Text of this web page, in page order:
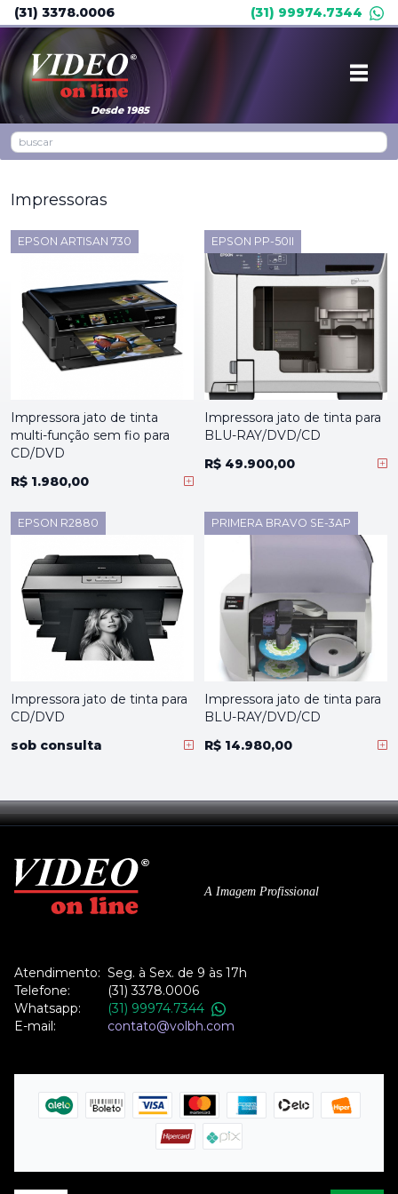
(31) 3378.0006 (31) 99974.7344
Desde 1985
Impressoras
EPSON ARTISAN 730
Impressora jato de tinta
multi-função sem fio para
CD/DVD
R$ 1.980,00
EPSON PP-50II
Impressora jato de tinta para
BLU-RAY/DVD/CD
R$ 49.900,00
EPSON R2880
Impressora jato de tinta para
CD/DVD
sob consulta
PRIMERA BRAVO SE-3AP
Impressora jato de tinta para
BLU-RAY/DVD/CD
R$ 14.980,00
A Imagem Profissional
Atendimento: Seg. à Sex. de 9 às 17h
Telefone:
(31) 3378.0006
Whatsapp:
(31) 99974.7344
E-mail:
contato@volbh.com